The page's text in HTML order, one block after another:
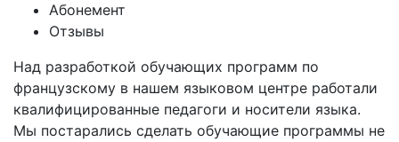
Абонемент
Отзывы
Над разработкой обучающих программ по
французскому в нашем языковом центре работали
квалифицированные педагоги и носители языка.
Мы постарались сделать обучающие программы не